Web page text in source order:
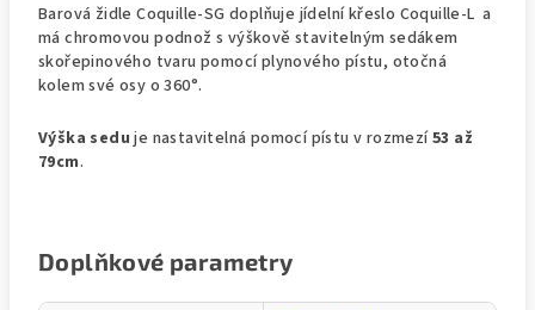
Barová židle Coquille-SG doplňuje jídelní křeslo Coquille-L a
má chromovou podnož s výškově stavitelným sedákem
skořepinového tvaru pomocí plynového pístu, otočná
kolem své osy o 360°.
Výška sedu je nastavitelná pomocí pístu v rozmezí53 až
79cm.
Doplňkové parametry